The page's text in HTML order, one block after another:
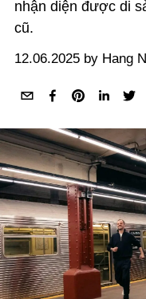
nhận diện được di
cũ.
12.06.2025 by Hang